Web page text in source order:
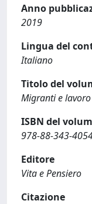
Anno
2019
Lingua del
Italiano
Titolo del
Migranti e
ISBN del
978-88-343-
Editore
Vita e Pensiero
Citazione